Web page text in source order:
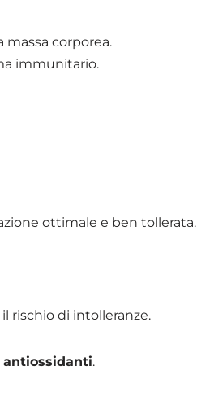
corporea.
immunitario.
ottimale e ben tollerata.
rischio di intolleranze.
antiossidanti.